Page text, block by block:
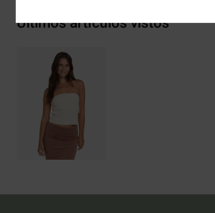
Últimos artículos vistos